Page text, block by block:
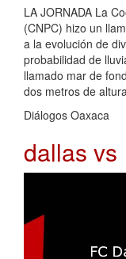
LA JORNADA La
(CNPC) hizo un
a la evolución de
probabilidad de
llamado mar de
dos metros de
Diálogos Oaxaca
dallas vs